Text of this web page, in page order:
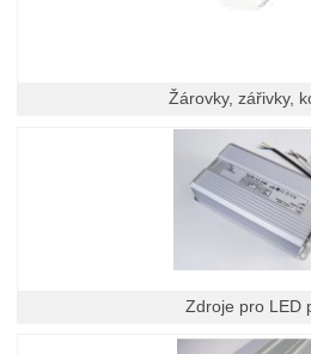
Žárovky, zářivky,
Zdroje pro LED